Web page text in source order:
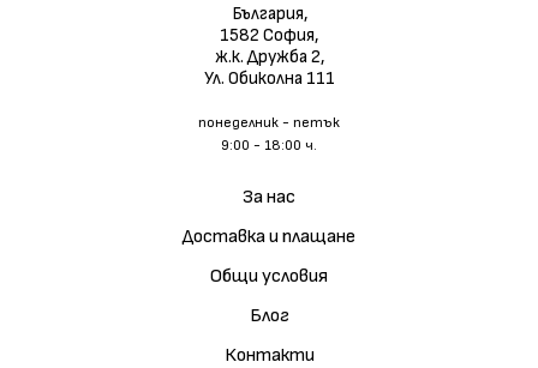
България,
1582 София,
ж.к. Дружба 2,
Ул. Обиколна 111
понеделник - петък
9:00 - 18:00 ч.
За нас
Доставка и плащане
Общи условия
Блог
Контакти